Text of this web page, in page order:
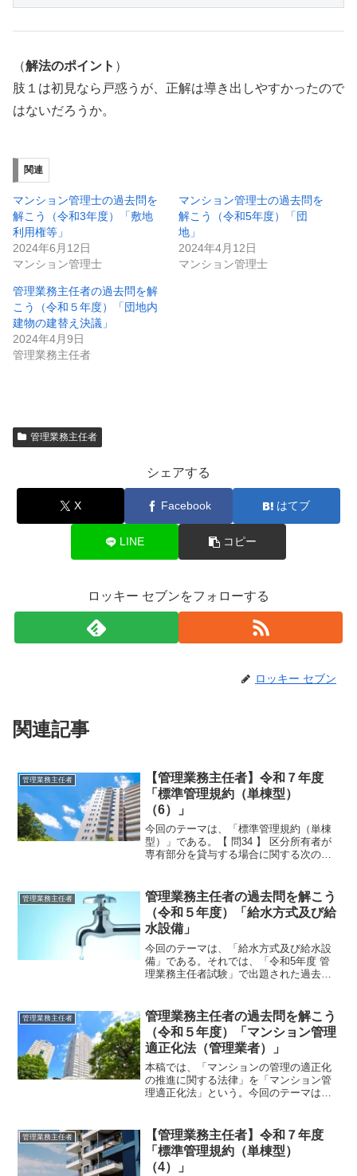
（解法のポイント ）
肢１は初見なら戸惑うが、正解は導き出しやすかったので
はないだろうか。
関連
マンション管理士の過去問を
解こう（令和3年度）「敷地
利用権等」
2024年6月12日
マンション管理士
マンション管理士の過去問を
解こう（令和5年度）「団
地」
2024年4月12日
マンション管理士
管理業務主任者の過去問を解
こう（令和５年度）「団地内
建物の建替え決議」
2024年4月9日
管理業務主任者
管理業務主任者
シェアする
X Facebook はてブ
LINE コピー
ロッキー セブンをフォローする
ロッキー セブン
関連記事
管理業務主任者
【管理業務主任者】令和７年度
「標準管理規約（単棟型）
（6）」
今回のテーマは、「標準管理規約（単棟
型）」である。【 問34 】 区分所有者が
専有部分を貸与する場合に関する次の記
区分所有者は、賃借人による対象物件の
使用、収益に際し...
管理業務主任者
管理業務主任者の過去問を解こう
（令和５年度）「給水方式及び給
水設備」
今回のテーマは、「給水方式及び給水設
備」である。それでは、「令和5年度 管
理業務主任者試験」で出題された過去問
18】 給水方式及び給水設備に関する次
の記述のうち、...
管理業務主任者
管理業務主任者の過去問を解こう
（令和５年度）「マンション管理
適正化法（管理業者）」
本稿では、「マンションの管理の適正化
の推進に関する法律」を「マンション管
理適正化法」という。今回のテーマは、
管理業務主任者試験」で出題された過去
問にチャレンジしてみよう。...
管理業務主任者
【管理業務主任者】令和７年度
「標準管理規約（単棟型）
（4）」